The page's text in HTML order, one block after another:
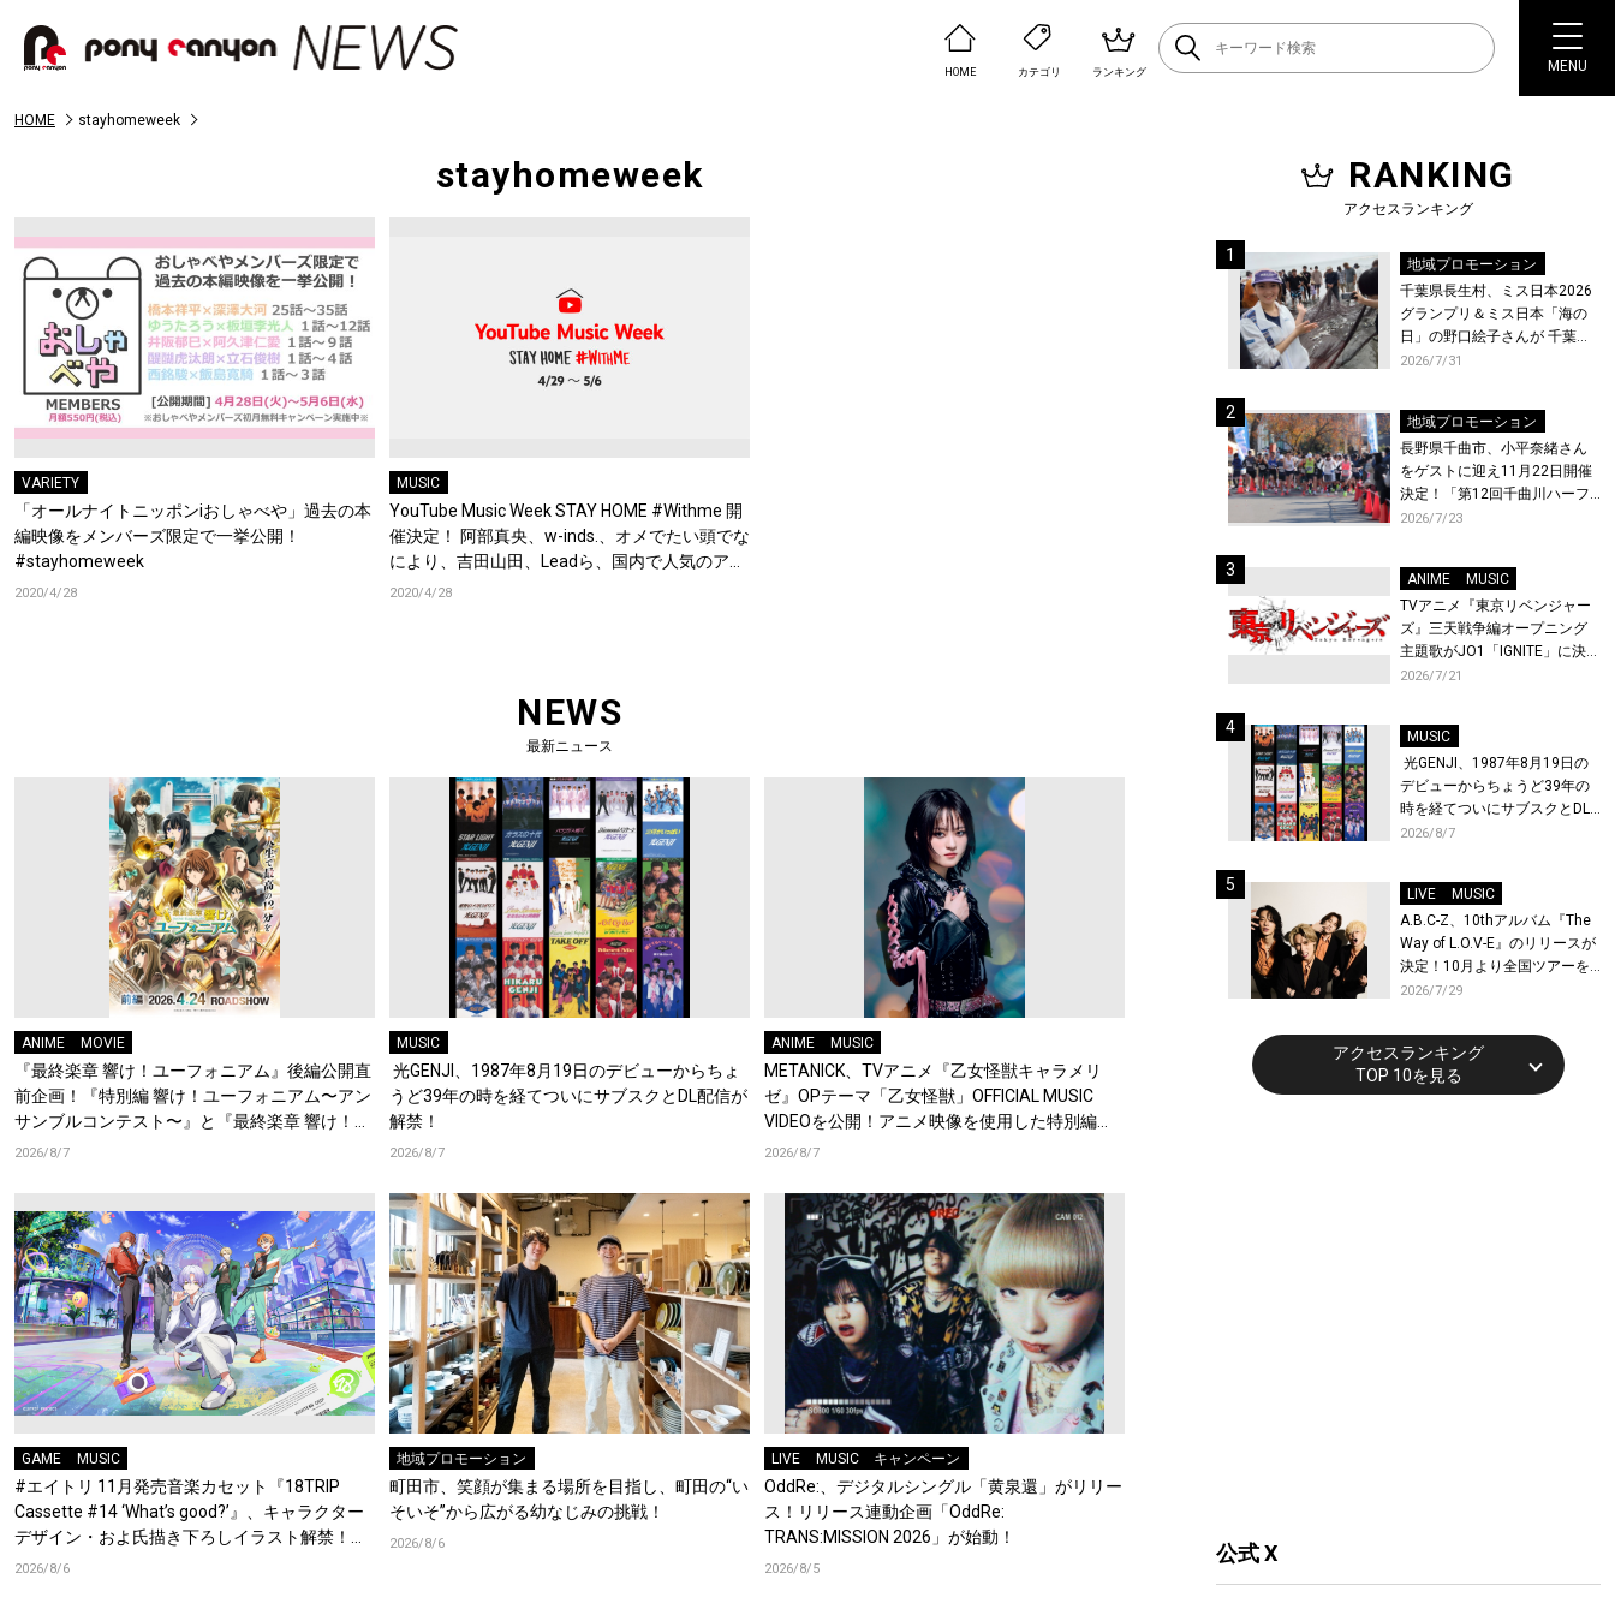
HOME カテゴリ ランキング MENU
HOME stayhomeweek
stayhomeweek
VARIETY
「オールナイトニッポンiおしゃべや」過去の本
編映像をメンバーズ限定で一挙公開！
#stayhomeweek
2020/4/28
MUSIC
YouTube Music Week STAY HOME #Withme 開
催決定！ 阿部真央、w-inds.、オメでたい頭でな
により、吉田山田、Leadら、国内で人気のアー
ティスト合計 49組が参加予定！！
2020/4/28
NEWS
最新ニュース
ANIME MOVIE
『最終楽章 響け！ユーフォニアム』後編公開直
前企画！『特別編 響け！ユーフォニアム〜アン
サンブルコンテスト〜』と『最終楽章 響け！ユ
ーフォニアム』前編の一挙上映が決定！
2026/8/7
MUSIC
光GENJI、1987年8月19日のデビューからちょ
うど39年の時を経てついにサブスクとDL配信が
解禁！
2026/8/7
ANIME MUSIC
METANICK、TVアニメ『乙女怪獣キャラメリ
ゼ』OPテーマ「乙女怪獣」OFFICIAL MUSIC
VIDEOを公開！アニメ映像を使用した特別編
集！
2026/8/7
GAME MUSIC
#エイトリ 11月発売音楽カセット『18TRIP
Cassette #14 ‘What’s good?’』、キャラクター
デザイン・およ氏描き下ろしイラスト解禁！特
典Blu-rayには『HAMAツアーズ全体会議』が収
2026/8/6
地域プロモーション
町田市、笑顔が集まる場所を目指し、町田の“い
そいそ”から広がる幼なじみの挑戦！
2026/8/6
LIVE MUSIC キャンペーン
OddRe:、デジタルシングル「黄泉還」がリリー
ス！リリース連動企画「OddRe:
TRANS:MISSION 2026」が始動！
2026/8/5
RANKING
アクセスランキング
地域プロモーション
千葉県長生村、ミス日本2026
グランプリ＆ミス日本「海の
日」の野口絵子さんが 千葉県
唯一の村・長生村で地引網を
2026/7/31
地域プロモーション
長野県千曲市、小平奈緒さん
をゲストに迎え11月22日開催
決定！「第12回千曲川ハーフ
マラソン」エントリー受付開
2026/7/23
ANIME
MUSIC
TVアニメ『東京リベンジャー
ズ』三天戦争編オープニング
主題歌がJO1「IGNITE」に決
定！メンバー全員から喜びと
先行上映会を開催！
2026/7/21
MUSIC
光GENJI、1987年8月19日の
デビューからちょうど39年の
時を経てついにサブスクとDL
配信が解禁！
2026/8/7
LIVE
MUSIC
A.B.C-Z、10thアルバム『The
Way of L.O.V-E』のリリースが
決定！10月より全国ツアーを
開催！
2026/7/29
アクセスランキング
TOP 10を見る
公式 X